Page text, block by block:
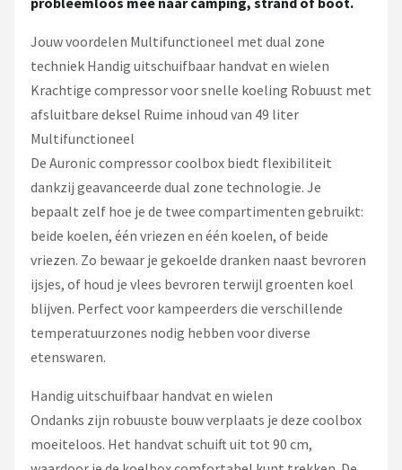
Jouw voordelen Multifunctioneel met dual zone
techniek Handig uitschuifbaar handvat en wielen
Krachtige compressor voor snelle koeling Robuust met
afsluitbare deksel Ruime inhoud van 49 liter
Multifunctioneel
De Auronic compressor coolbox biedt flexibiliteit
dankzij geavanceerde dual zone technologie. Je
bepaalt zelf hoe je de twee compartimenten gebruikt:
beide koelen, één vriezen en één koelen, of beide
vriezen. Zo bewaar je gekoelde dranken naast bevroren
ijsjes, of houd je vlees bevroren terwijl groenten koel
blijven. Perfect voor kampeerders die verschillende
temperatuurzones nodig hebben voor diverse
etenswaren.
Handig uitschuifbaar handvat en wielen
Ondanks zijn robuuste bouw verplaats je deze coolbox
moeiteloos. Het handvat schuift uit tot 90 cm,